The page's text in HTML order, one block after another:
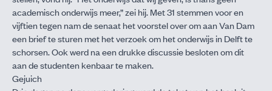
academisch onderwijs meer,” zei hij. Met 31 stemmen voor en
vijftien tegen nam de senaat het voorstel over om aan Van Dam
een brief te sturen met het verzoek om het onderwijs in Delft te
schorsen. Ook werd na een drukke discussie besloten om dit
aan de studenten kenbaar te maken.
Gejuich